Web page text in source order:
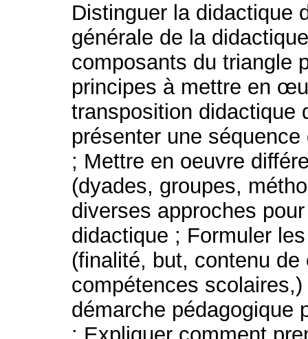
Distinguer la didactique
générale de la
composants du triangle
principes à mettre en
transposition didactique
présenter une
; Mettre en oeuvre
(dyades, groupes,
diverses approches
didactique ; Formuler
(finalité, but, contenu
compétences
démarche pédagogique